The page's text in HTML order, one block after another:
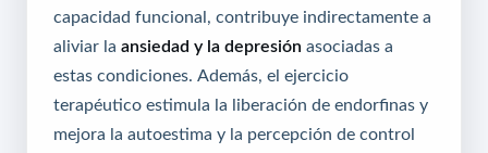
capacidad funcional, contribuye indirectamente a
aliviar la ansiedad y la depresión asociadas a
estas condiciones. Además, el ejercicio
terapéutico estimula la liberación de endorfinas y
mejora la autoestima y la percepción de control